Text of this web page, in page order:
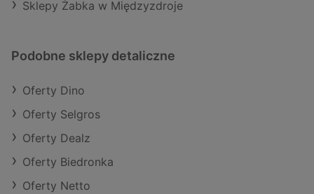
Sklepy Żabka w Międzyzdroje
Podobne sklepy detaliczne
Oferty Dino
Oferty Selgros
Oferty Dealz
Oferty Biedronka
Oferty Netto